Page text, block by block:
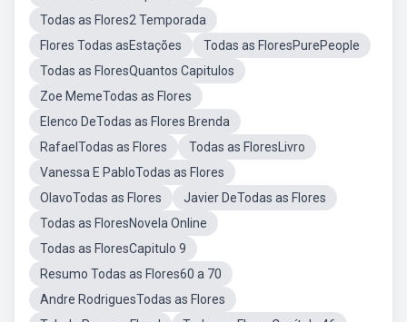
Todas as Flores2 Temporada
Flores Todas asEstações
Todas as FloresPurePeople
Todas as FloresQuantos Capitulos
Zoe MemeTodas as Flores
Elenco DeTodas as Flores Brenda
RafaelTodas as Flores
Todas as FloresLivro
Vanessa E PabloTodas as Flores
OlavoTodas as Flores
Javier DeTodas as Flores
Todas as FloresNovela Online
Todas as FloresCapitulo 9
Resumo Todas as Flores60 a 70
Andre RodriguesTodas as Flores